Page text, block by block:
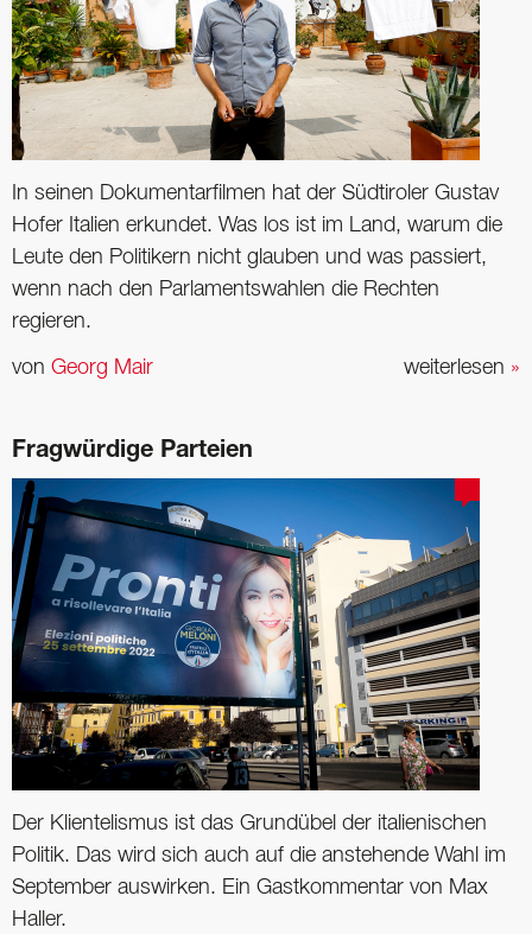
In seinen Dokumentarfilmen hat der Südtiroler Gustav
Hofer Italien erkundet. Was los ist im Land, warum die
Leute den Politikern nicht glauben und was passiert,
wenn nach den Parlamentswahlen die Rechten
regieren.
weiterlesen »
von Georg Mair
Fragwürdige Parteien
Der Klientelismus ist das Grundübel der italienischen
Politik. Das wird sich auch auf die anstehende Wahl im
September auswirken. Ein Gastkommentar von Max
Haller.